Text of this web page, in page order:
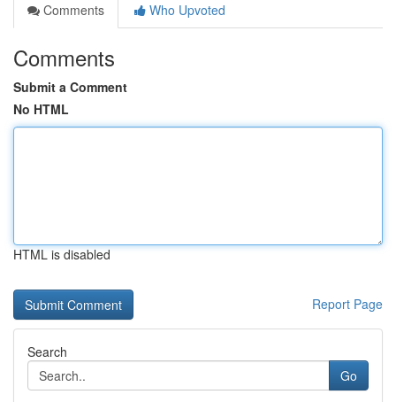
Comments
Who Upvoted
Comments
Submit a Comment
No HTML
HTML is disabled
Report Page
Search
Go